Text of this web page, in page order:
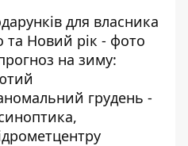
для власника
та Новий рік - фото
на зиму:
грудень -